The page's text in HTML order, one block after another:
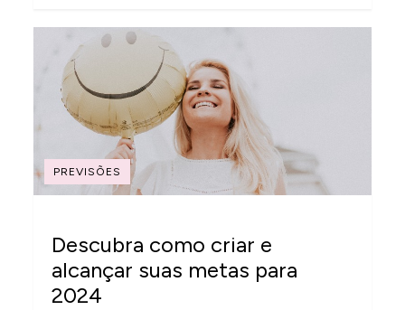
PREVISÕES
Descubra como criar e
alcançar suas metas para
2024